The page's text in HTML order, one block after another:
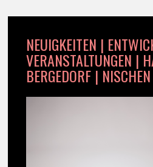
NEUIGKEITEN |
VERANSTALTUNGEN |
BERGEDORF |